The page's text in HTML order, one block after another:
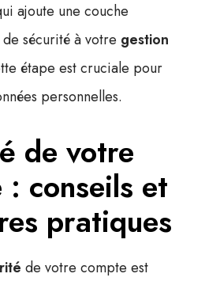
ajoute une couche
sécurité à votre gestion
étape est cruciale pour
personnelles.
de votre
: conseils et
pratiques
de votre compte est